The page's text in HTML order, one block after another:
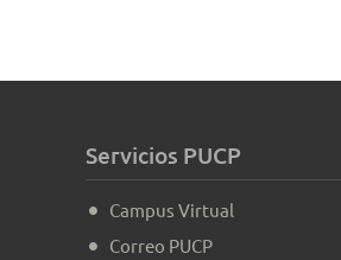
Servicios PUCP
Campus Virtual
Correo PUCP